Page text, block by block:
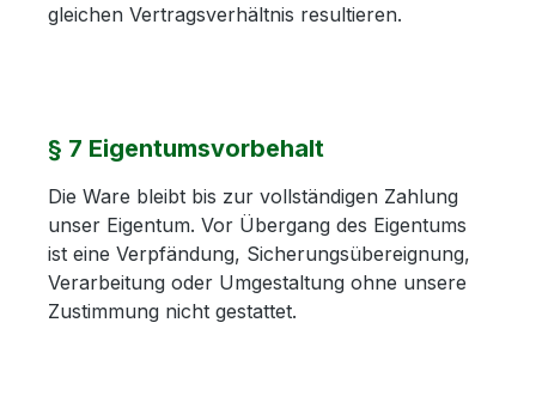
gleichen Vertragsverhältnis resultieren.
§ 7 Eigentumsvorbehalt
Die Ware bleibt bis zur vollständigen Zahlung
unser Eigentum. Vor Übergang des Eigentums
ist eine Verpfändung, Sicherungsübereignung,
Verarbeitung oder Umgestaltung ohne unsere
Zustimmung nicht gestattet.